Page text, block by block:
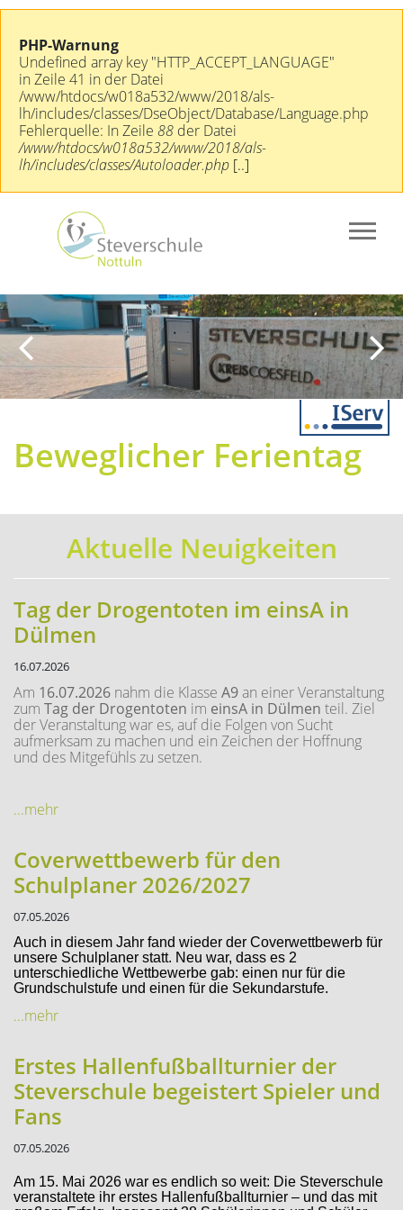
PHP-Warnung
Undefined array key "HTTP_ACCEPT_LANGUAGE"
in Zeile 41 in der Datei
/www/htdocs/w018a532/www/2018/als-
lh/includes/classes/DseObject/Database/Language.php
Fehlerquelle: In Zeile 88 der Datei
/www/htdocs/w018a532/www/2018/als-
lh/includes/classes/Autoloader.php [..]
Beweglicher Ferientag
Aktuelle Neuigkeiten
Tag der Drogentoten im einsA in
Dülmen
16.07.2026
Am 16.07.2026 nahm die Klasse A9an einer Veranstaltung
zum Tag der Drogentoten im einsA in Dülmen teil. Ziel
der Veranstaltung war es, auf die Folgen von Sucht
aufmerksam zu machen und ein Zeichen der Hoffnung
und des Mitgefühls zu setzen.
...mehr
Coverwettbewerb für den
Schulplaner 2026/2027
07.05.2026
Auch in diesem Jahr fand wieder der Coverwettbewerb für
unsere Schulplaner statt. Neu war, dass es 2
unterschiedliche Wettbewerbe gab: einen nur für die
Grundschulstufe und einen für die Sekundarstufe.
...mehr
Erstes Hallenfußballturnier der
Steverschule begeistert Spieler und
Fans
07.05.2026
Am 15. Mai 2026 war es endlich so weit: Die Steverschule
veranstaltete ihr erstes Hallenfußballturnier – und das mit